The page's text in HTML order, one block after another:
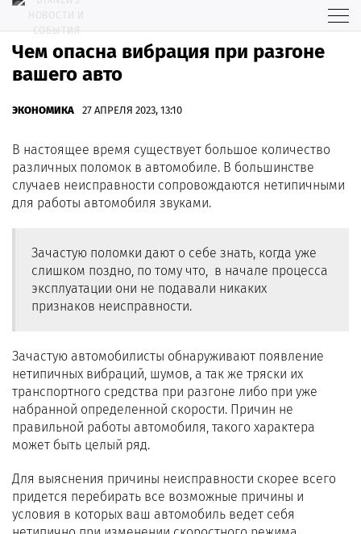
Чем опасна вибрация при разгоне
вашего авто
ЭКОНОМИКА 27 АПРЕЛЯ 2023, 13:10
В настоящее время существует большое количество
различных поломок в автомобиле. В большинстве
случаев неисправности сопровождаются нетипичными
для работы автомобиля звуками.
Зачастую поломки дают о себе знать, когда уже
слишком поздно, по тому что, в начале процесса
эксплуатации они не подавали никаких
признаков неисправности.
Зачастую автомобилисты обнаруживают появление
нетипичных вибраций, шумов, а так же тряски их
транспортного средства при разгоне либо при уже
набранной определенной скорости. Причин не
правильной работы автомобиля, такого характера
может быть целый ряд.
Для выяснения причины неисправности скорее всего
придется перебирать все возможные причины и
условия в которых ваш автомобиль ведет себя